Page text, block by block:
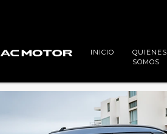
INICIO
QUIENES
SOMOS